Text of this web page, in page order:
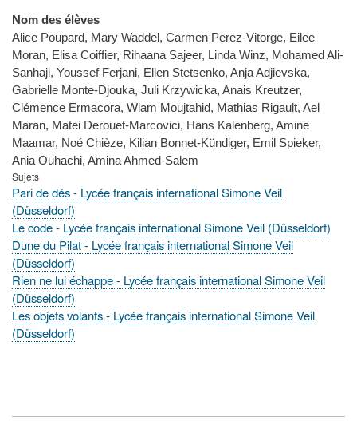
Nom des élèves
Alice Poupard, Mary Waddel, Carmen Perez-Vitorge, Eilee
Moran, Elisa Coiffier, Rihaana Sajeer, Linda Winz, Mohamed Ali-
Sanhaji, Youssef Ferjani, Ellen Stetsenko, Anja Adjievska,
Gabrielle Monte-Djouka, Juli Krzywicka, Anais Kreutzer,
Clémence Ermacora, Wiam Moujtahid, Mathias Rigault, Ael
Maran, Matei Derouet-Marcovici, Hans Kalenberg, Amine
Maamar, Noé Chièze, Kilian Bonnet-Kündiger, Emil Spieker,
Ania Ouhachi, Amina Ahmed-Salem
Sujets
Pari de dés - Lycée français international Simone Veil
(Düsseldorf)
Le code - Lycée français international Simone Veil (Düsseldorf)
Dune du Pilat - Lycée français international Simone Veil
(Düsseldorf)
Rien ne lui échappe - Lycée français international Simone Veil
(Düsseldorf)
Les objets volants - Lycée français international Simone Veil
(Düsseldorf)